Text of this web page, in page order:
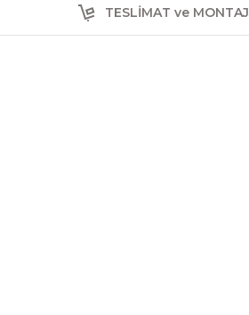
TESLİMAT ve MONTAJ